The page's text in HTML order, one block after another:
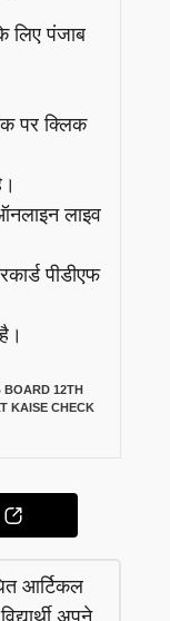
लिए पंजाब
पर क्लिक
लाइव
पीडीएफ
BOARD 12TH
KAISE CHECK
आर्टिकल
अपने